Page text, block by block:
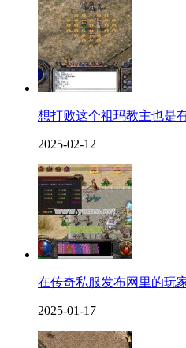
想打败这个祖玛教主也是
2025-02-12
在传奇私服发布网里的玩
2025-01-17